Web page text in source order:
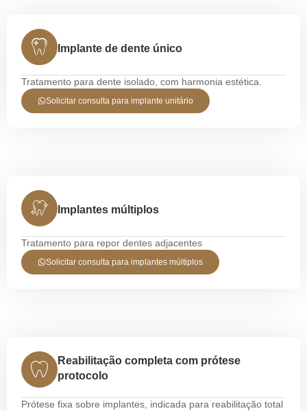
Implante de dente único
Tratamento para dente isolado, com harmonia estética.
Solicitar consulta para implante unitário
Implantes múltiplos
Tratamento para repor dentes adjacentes
Solicitar consulta para implantes múltiplos
Reabilitação completa com prótese
protocolo
Prótese fixa sobre implantes, indicada para reabilitação total